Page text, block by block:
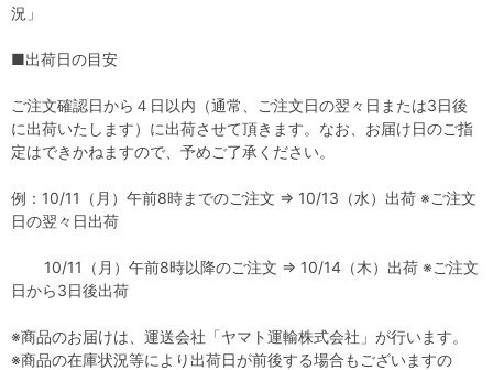
況」
■出荷日の目安
ご注文確認日から４日以内（通常、ご注文日の翌々日または3日後
に出荷いたします）に出荷させて頂きます。なお、お届け日のご指
定はできかねますので、予めご了承ください。
例：10/11（月）午前8時までのご注文 ⇒ 10/13（水）出荷 ※ご注文
日の翌々日出荷
10/11（月）午前8時以降のご注文 ⇒ 10/14（木）出荷 ※ご注文
日から3日後出荷
※商品のお届けは、運送会社「ヤマト運輸株式会社」が行います。
※商品の在庫状況等により出荷日が前後する場合もございますの